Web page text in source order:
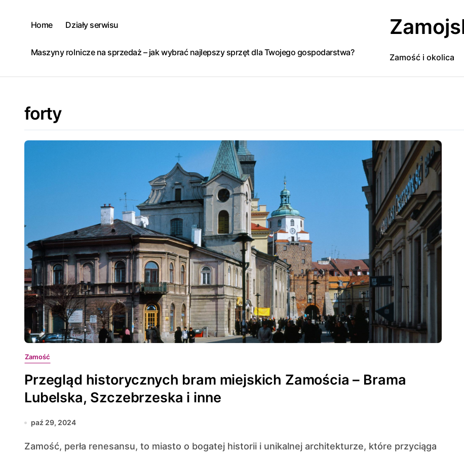
Home Działy serwisu
Maszyny rolnicze na sprzedaż – jak wybrać najlepszy sprzęt dla Twojego gospodarstwa?
Zamość i okolica
forty
Zamość
Przegląd historycznych bram miejskich Zamościa – Brama
Lubelska, Szczebrzeska i inne
paź 29, 2024
Zamość, perła renesansu, to miasto o bogatej historii i unikalnej architekturze, które przyciąga